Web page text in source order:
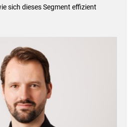
sich dieses Segment effizient